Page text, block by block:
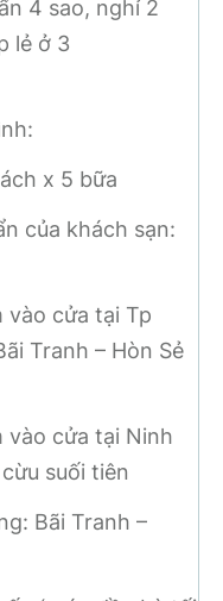
4 sao, nghỉ 2
lẻ ở 3
x 5 bữa
của khách sạn:
vào cửa tại Tp
Tranh – Hòn Sẻ
vào cửa tại Ninh
suối tiên
Bãi Tranh –